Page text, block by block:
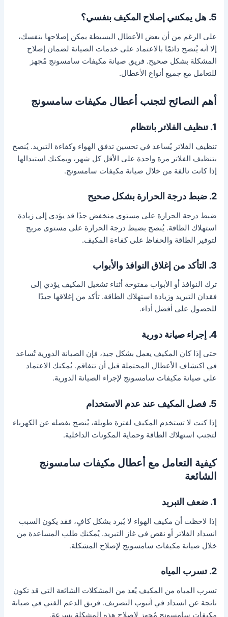
5. هل يمكنني إصلاح المكيف بنفسي؟
على الرغم من أن بعض الأعطال البسيطة يمكن إصلاحها بنفسك،
إلا أنه يُنصح دائمًا بالاعتماد على خدمات الصيانة لضمان إصلاح
المشكلة بشكل صحيح. فريق صيانة مكيفات سامسونج مُجهز
للتعامل مع جميع أنواع الأعطال.
أهم النصائح لتجنب أعطال مكيفات سامسونج
1. تنظيف الفلاتر بانتظام
تنظيف الفلاتر يُساعد في تحسين تدفق الهواء وكفاءة التبريد. يُنصح
بتنظيف الفلاتر مرة واحدة على الأقل كل شهر، ويمكنك استبدالها
إذا كانت تالفة من خلال صيانة مكيفات سامسونج.
2. ضبط درجة الحرارة بشكل صحيح
ضبط درجة الحرارة على مستوى منخفض جدًا قد يؤدي إلى زيادة
استهلاك الطاقة. يُنصح بضبط درجة الحرارة على مستوى مريح
لتوفير الطاقة والحفاظ على كفاءة المكيف.
3. التأكد من إغلاق النوافذ والأبواب
ترك النوافذ أو الأبواب مفتوحة أثناء تشغيل المكيف يؤدي إلى
فقدان التبريد وزيادة استهلاك الطاقة. تأكد من إغلاقها جيدًا
للحصول على أفضل أداء.
4. إجراء صيانة دورية
حتى إذا كان المكيف يعمل بشكل جيد، فإن الصيانة الدورية تُساعد
في اكتشاف الأعطال المحتملة قبل أن تتفاقم. يُمكنك الاعتماد
على صيانة مكيفات سامسونج لإجراء الصيانة الدورية.
5. فصل المكيف عند عدم الاستخدام
إذا كنت لا تستخدم المكيف لفترة طويلة، يُنصح بفصله عن الكهرباء
لتجنب استهلاك الطاقة وحماية المكونات الداخلية.
كيفية التعامل مع أعطال مكيفات سامسونج
الشائعة
1. ضعف التبريد
إذا لاحظت أن مكيف الهواء لا يُبرد بشكل كافٍ، فقد يكون السبب
انسداد الفلاتر أو نقص في غاز التبريد. يُمكنك طلب المساعدة من
خلال صيانة مكيفات سامسونج لإصلاح المشكلة.
2. تسرب المياه
تسرب المياه من المكيف يُعد من المشكلات الشائعة التي قد تكون
ناتجة عن انسداد في أنبوب التصريف. فريق الدعم الفني في صيانة
مكيفات سامسونج مُجهز لإصلاح هذه المشكلة بسرعة.